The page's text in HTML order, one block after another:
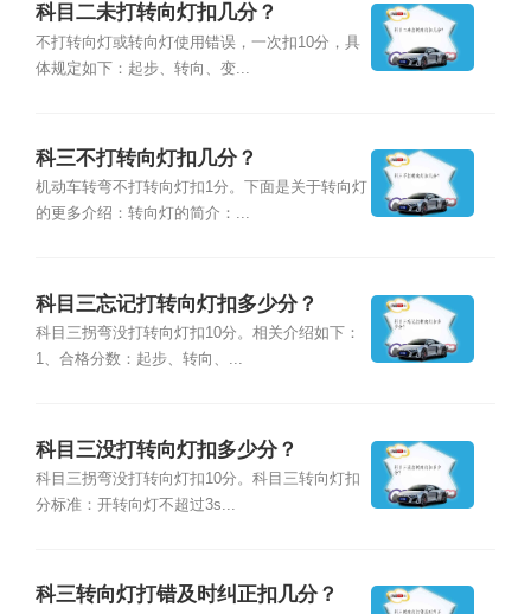
科目二未打转向灯扣几分？
不打转向灯或转向灯使用错误，一次扣10分，具
体规定如下：起步、转向、变...
科三不打转向灯扣几分？
机动车转弯不打转向灯扣1分。下面是关于转向灯
的更多介绍：转向灯的简介：...
科目三忘记打转向灯扣多少分？
科目三拐弯没打转向灯扣10分。相关介绍如下：
1、合格分数：起步、转向、...
科目三没打转向灯扣多少分？
科目三拐弯没打转向灯扣10分。科目三转向灯扣
分标准：开转向灯不超过3s...
科三转向灯打错及时纠正扣几分？